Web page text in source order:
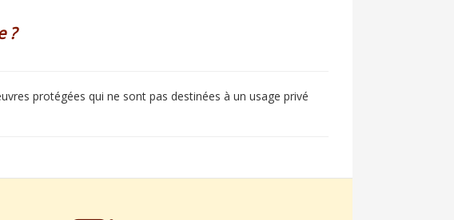
?
protégées qui ne sont pas destinées à un usage privé